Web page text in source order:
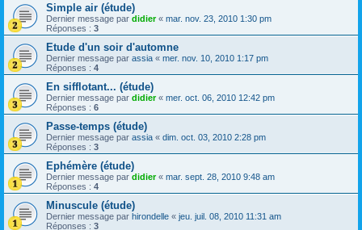
Simple air (étude)
Dernier message par didier« mar. nov. 23, 2010 1:30 pm
Réponses : 3
Etude d'un soir d'automne
Dernier message par assia « mer. nov. 10, 2010 1:17 pm
Réponses : 4
En sifflotant... (étude)
Dernier message par didier« mer. oct. 06, 2010 12:42 pm
Réponses : 6
Passe-temps (étude)
Dernier message par assia « dim. oct. 03, 2010 2:28 pm
Réponses : 3
Ephémère (étude)
Dernier message par didier« mar. sept. 28, 2010 9:48 am
Réponses : 4
Minuscule (étude)
Dernier message par hirondelle « jeu. juil. 08, 2010 11:31 am
Réponses : 3